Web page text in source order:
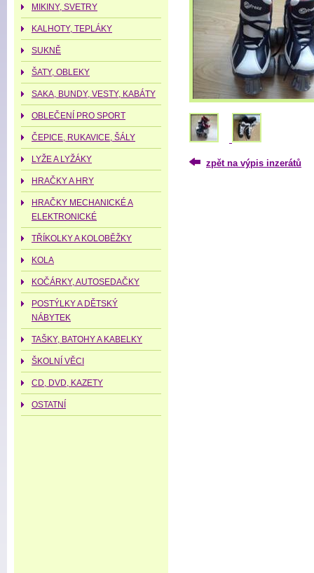
zpět na výpis inzerátů
MIKINY, SVETRY
KALHOTY, TEPLÁKY
SUKNĚ
ŠATY, OBLEKY
SAKA, BUNDY, VESTY, KABÁTY
OBLEČENÍ PRO SPORT
ČEPICE, RUKAVICE, ŠÁLY
LYŽE A LYŽÁKY
HRAČKY A HRY
HRAČKY MECHANICKÉ A
ELEKTRONICKÉ
TŘÍKOLKY A KOLOBĚŽKY
KOLA
KOČÁRKY, AUTOSEDAČKY
POSTÝLKY A DĚTSKÝ
NÁBYTEK
TAŠKY, BATOHY A KABELKY
ŠKOLNÍ VĚCI
CD, DVD, KAZETY
OSTATNÍ